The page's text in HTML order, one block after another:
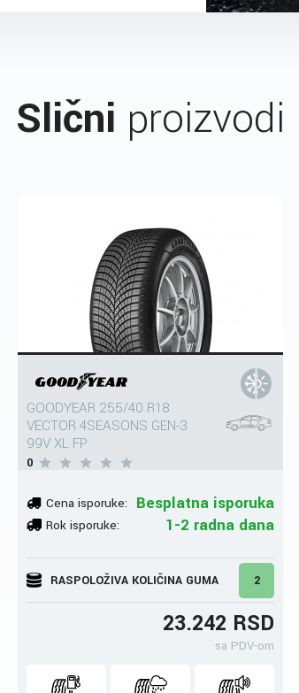
Slični proizvodi
GOODYEAR 255/40 R18
VECTOR 4SEASONS GEN-3
99V XL FP
0
Cena isporuke: Besplatna isporuka
Rok isporuke: 1-2 radna dana
RASPOLOŽIVA KOLIČINA GUMA 2
23.242 RSD
sa PDV-om